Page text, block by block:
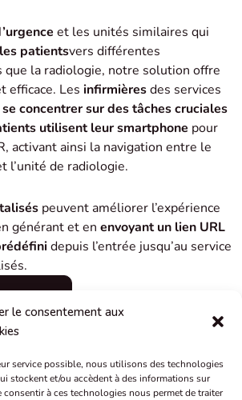
le consentement aux
service possible, nous utilisons des technologies
stockent et/ou accèdent à des informations sur
consentir à ces technologies nous permet de traiter
et les unités similaires qui
les patientsvers différentes
la radiologie, notre solution offre
efficace. Les infirmièresdes services
concentrer sur des tâches cruciales
utilisent leur smartphone pour
activant ainsi la navigation entre le
l’unité de radiologie.
peuvent améliorer l’expérience
générant et en envoyant un lien URL
depuis l’entrée jusqu’au service